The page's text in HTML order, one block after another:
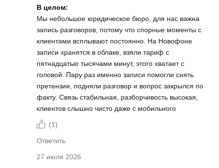
В целом:
Мы небольшое юридическое бюро, для нас важна
запись разговоров, потому что спорные моменты с
клиентами всплывают постоянно. На Новофоне
записи хранятся в облаке, взяли тариф с
пятнадцатью тысячами минут, этого хватает с
головой. Пару раз именно записи помогли снять
претензии, подняли разговор и вопрос закрылся по
факту. Связь стабильная, разборчивость высокая,
клиентов слышно чисто даже с мобильного
(1)
Ответить
27 июля 2026